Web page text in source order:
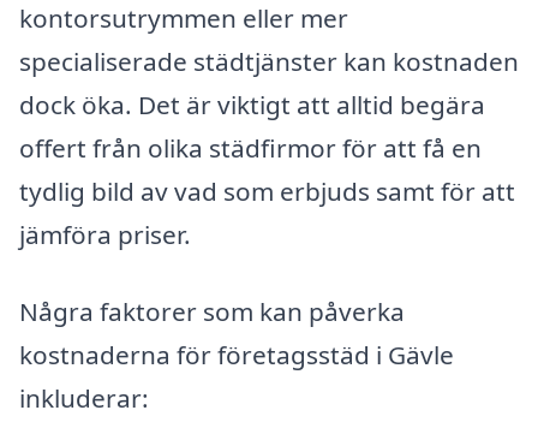
kontorsutrymmen eller mer
specialiserade städtjänster kan kostnaden
dock öka. Det är viktigt att alltid begära
offert från olika städfirmor för att få en
tydlig bild av vad som erbjuds samt för att
jämföra priser.
Några faktorer som kan påverka
kostnaderna för företagsstäd i Gävle
inkluderar: